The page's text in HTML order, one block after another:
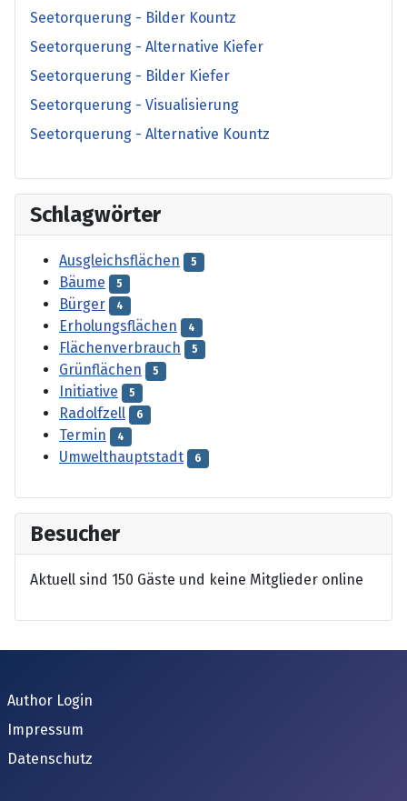
Seetorquerung - Bilder Kountz
Seetorquerung - Alternative Kiefer
Seetorquerung - Bilder Kiefer
Seetorquerung - Visualisierung
Seetorquerung - Alternative Kountz
Schlagwörter
Ausgleichsflächen 5
Bäume 5
Bürger 4
Erholungsflächen 4
Flächenverbrauch 5
Grünflächen 5
Initiative 5
Radolfzell 6
Termin 4
Umwelthauptstadt 6
Besucher
Aktuell sind 150 Gäste und keine Mitglieder online
Author Login
Impressum
Datenschutz